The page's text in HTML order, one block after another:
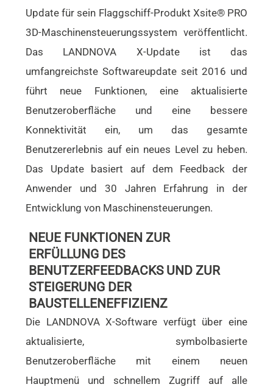
Update für sein Flaggschiff-Produkt Xsite® PRO
3D-Maschinensteuerungssystem veröffentlicht.
Das LANDNOVA X-Update ist das
umfangreichste Softwareupdate seit 2016 und
führt neue Funktionen, eine aktualisierte
Benutzeroberfläche und eine bessere
Konnektivität ein, um das gesamte
Benutzererlebnis auf ein neues Level zu heben.
Das Update basiert auf dem Feedback der
Anwender und 30 Jahren Erfahrung in der
Entwicklung von Maschinensteuerungen.
NEUE FUNKTIONEN ZUR
ERFÜLLUNG DES
BENUTZERFEEDBACKS UND ZUR
STEIGERUNG DER
BAUSTELLENEFFIZIENZ
Die LANDNOVA X-Software verfügt über eine
aktualisierte, symbolbasierte
Benutzeroberfläche mit einem neuen
Hauptmenü und schnellem Zugriff auf alle